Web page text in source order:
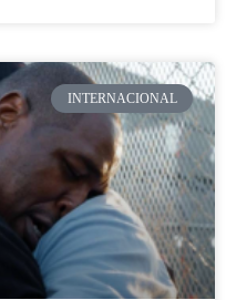
INTERNACIONAL